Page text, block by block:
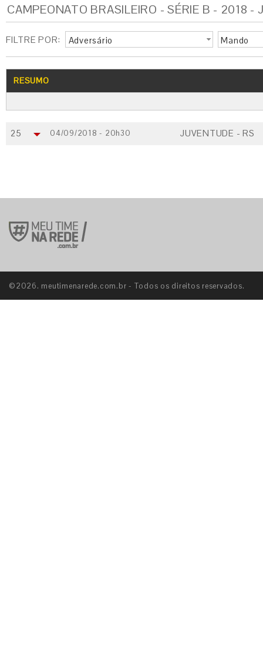
CAMPEONATO BRASILEIRO - SÉRIE B - 2018 -
FILTRE POR: Adversário Mando
RESUMO
25 04/09/2018 - 20h30 JUVENTUDE - RS
©2026. meutimenarede.com.br - Todos os direitos reservados.